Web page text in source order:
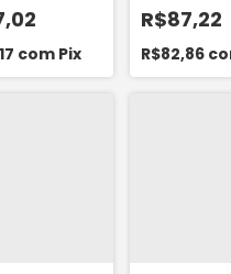
313 413
5030
com Pix
PARTE
MERCEDES
310 311 312
CDI
R$87,22
R$82,86